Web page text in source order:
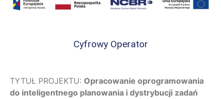
Cyfrowy Operator
TYTUŁ PROJEKTU: Opracowanie oprogramowania
do inteligentnego planowania i dystrybucji zadań